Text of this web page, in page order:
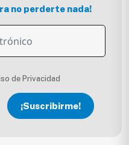
no perderte nada!
de Privacidad
¡Suscribirme!